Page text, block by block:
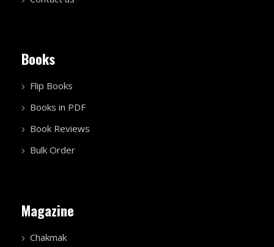
Books
Flip Books
Books in PDF
Book Reviews
Bulk Order
Magazine
Chakmak